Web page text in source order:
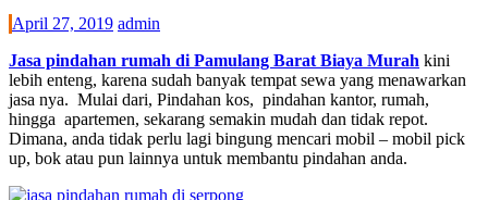
April 27, 2019 admin
Jasa pindahan rumah di Pamulang Barat Biaya Murah kini
lebih enteng, karena sudah banyak tempat sewa yang menawarkan
jasa nya. Mulai dari, Pindahan kos, pindahan kantor, rumah,
hingga apartemen, sekarang semakin mudah dan tidak repot.
Dimana, anda tidak perlu lagi bingung mencari mobil – mobil pick
up, bok atau pun lainnya untuk membantu pindahan anda.